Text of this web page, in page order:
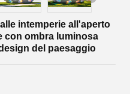
intemperie all'aperto
con ombra luminosa
del paesaggio